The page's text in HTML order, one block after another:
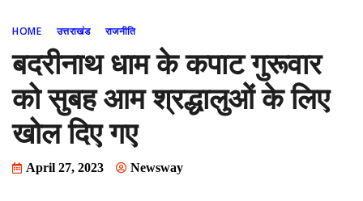
Portal
HOME उत्तराखंड राजनीति
बदरीनाथ धाम के कपाट गुरूवार
को सुबह आम श्रद्धालुओं के लिए
खोल दिए गए
April 27, 2023 Newsway